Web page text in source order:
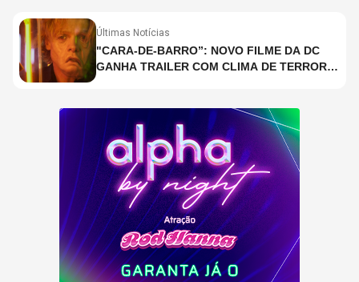
Últimas Notícias
"CARA-DE-BARRO”: NOVO FILME DA DC
GANHA TRAILER COM CLIMA DE TERROR;